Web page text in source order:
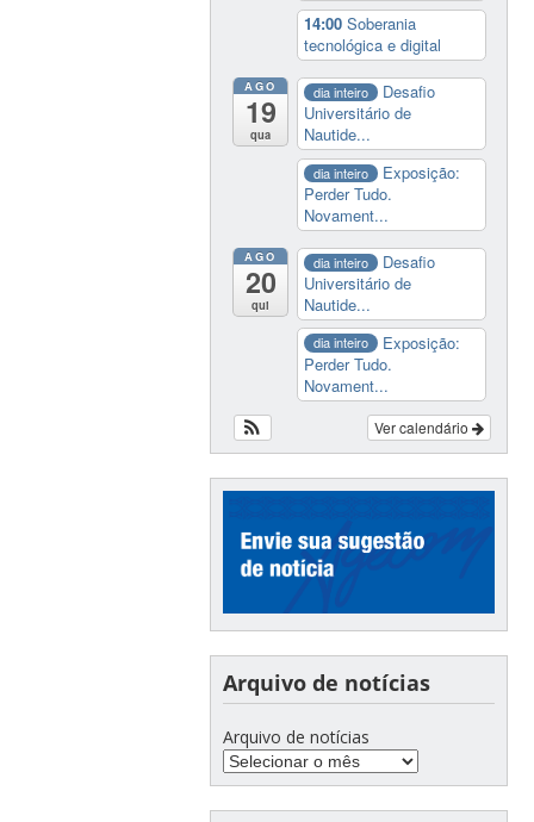
14:00Soberania
tecnológica e digital
AGO
19
qua
dia inteiro
Desafio
Universitário de
Nautide...
dia inteiro
Exposição:
Perder Tudo.
Novament...
AGO
20
qui
dia inteiro
Desafio
Universitário de
Nautide...
dia inteiro
Exposição:
Perder Tudo.
Novament...
Ver calendário
Arquivo de notícias
Arquivo de notícias